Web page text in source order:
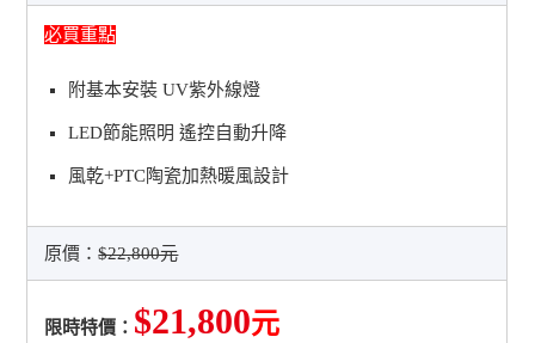
必買重點
附基本安裝 UV紫外線燈
LED節能照明 遙控自動升降
風乾+PTC陶瓷加熱暖風設計
原價：$22,800元
限時特價： $21,800元